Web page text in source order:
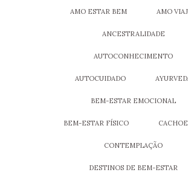
AMO ESTAR BEM AMO
ANCESTRALIDADE
AUTOCONHECIMENTO
AUTOCUIDADO
BEM-ESTAR EMOCIONAL
BEM-ESTAR FÍSICO
CONTEMPLAÇÃO
DESTINOS DE BEM-ESTAR